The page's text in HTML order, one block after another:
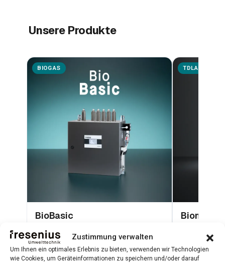
Zustimmung verwalten
Um Ihnen ein optimales Erlebnis zu bieten, verwenden wir Technologien
wie Cookies, um Geräteinformationen zu speichern und/oder darauf
Unsere Produkte
BIOGAS
BioBasic
Plug-and-Play-Biogasanalysator für
CH₄, CO₂, H₂S, O₂ und H₂
TDLAS